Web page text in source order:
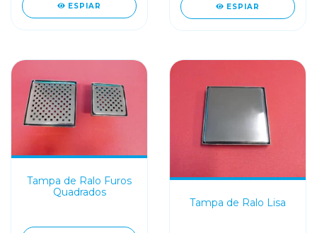
ESPIAR ESPIAR
Tampa de Ralo Furos
Quadrados
Tampa de Ralo Lisa